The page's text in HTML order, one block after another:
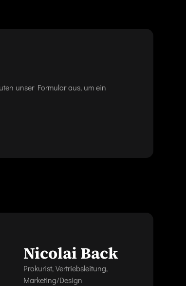
unser Formular aus, um ein
Nicolai Back
Prokurist, Vertriebsleitung,
Marketing/Design